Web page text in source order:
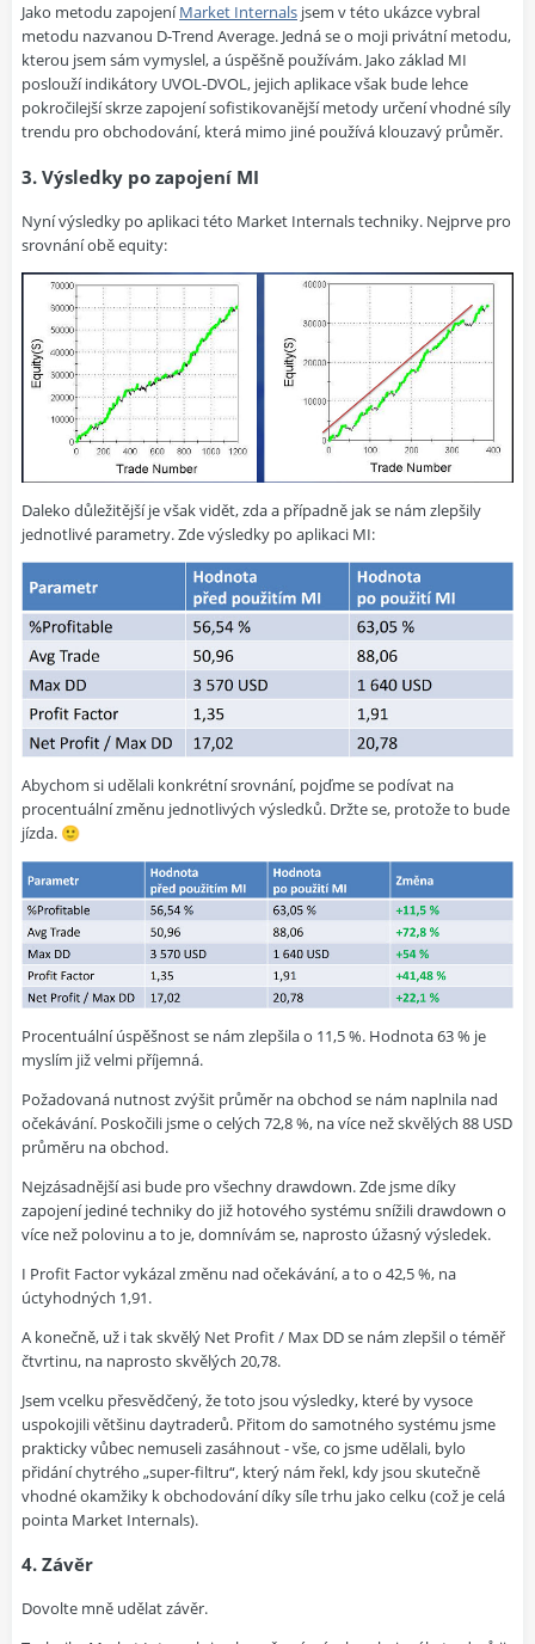
Jako metodu zapojeníMarket Internals jsem v této ukázce vybral
metodu nazvanou D-Trend Average. Jedná se o moji privátní metodu,
kterou jsem sám vymyslel, a úspěšně používám. Jako základ MI
poslouží indikátory UVOL-DVOL, jejich aplikace však bude lehce
pokročilejší skrze zapojení sofistikovanější metody určení vhodné síly
trendu pro obchodování, která mimo jiné používá klouzavý průměr.
3. Výsledky po zapojení MI
Nyní výsledky po aplikaci této Market Internals techniky. Nejprve pro
srovnání obě equity:
Daleko důležitější je však vidět, zda a případně jak se nám zlepšily
jednotlivé parametry. Zde výsledky po aplikaci MI:
Abychom si udělali konkrétní srovnání, pojďme se podívat na
procentuální změnu jednotlivých výsledků. Držte se, protože to bude
jízda. 🙂
Procentuální úspěšnost se nám zlepšila o 11,5 %. Hodnota 63 % je
myslím již velmi příjemná.
Požadovaná nutnost zvýšit průměr na obchod se nám naplnila nad
očekávání. Poskočili jsme o celých 72,8 %, na více než skvělých 88 USD
průměru na obchod.
Nejzásadnější asi bude pro všechny drawdown. Zde jsme díky
zapojení jediné techniky do již hotového systému snížili drawdown o
více než polovinu a to je, domnívám se, naprosto úžasný výsledek.
I Profit Factor vykázal změnu nad očekávání, a to o 42,5 %, na
úctyhodných 1,91.
A konečně, už i tak skvělý Net Profit / Max DD se nám zlepšil o téměř
čtvrtinu, na naprosto skvělých 20,78.
Jsem vcelku přesvědčený, že toto jsou výsledky, které by vysoce
uspokojili většinu daytraderů. Přitom do samotného systému jsme
prakticky vůbec nemuseli zasáhnout - vše, co jsme udělali, bylo
přidání chytrého „super-filtru“, který nám řekl, kdy jsou skutečně
vhodné okamžiky k obchodování díky síle trhu jako celku (což je celá
pointa Market Internals).
4. Závěr
Dovolte mně udělat závěr.